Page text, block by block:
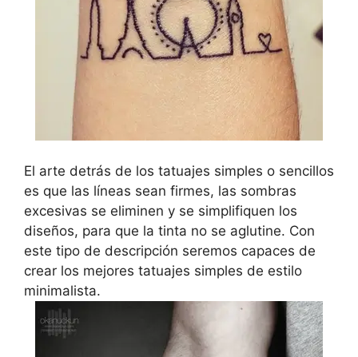
El arte detrás de los tatuajes simples o sencillos
es que las líneas sean firmes, las sombras
excesivas se eliminen y se simplifiquen los
diseños, para que la tinta no se aglutine. Con
este tipo de descripción seremos capaces de
crear los mejores tatuajes simples de estilo
minimalista.